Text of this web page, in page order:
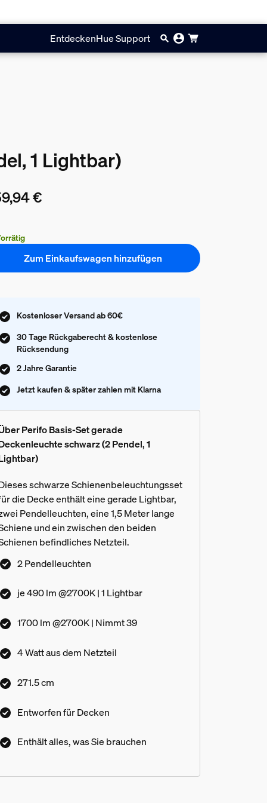
EntdeckenHue Support
1 Lightbar)
€
Zum Einkaufswagen hinzufügen
Kostenloser Versand ab 60€
30 Tage Rückgaberecht & kostenlose
Rücksendung
2 Jahre Garantie
Jetzt kaufen & später zahlen mit Klarna
Perifo Basis-Set gerade
schwarz (2 Pendel, 1
schwarze Schienenbeleuchtungsset
die Decke enthält eine gerade Lightbar,
Pendelleuchten, eine 1,5 Meter lange
und ein zwischen den beiden
befindliches Netzteil.
2 Pendelleuchten
je 490 lm @2700K | 1 Lightbar
1700 lm @2700K | Nimmt 39
4 Watt aus dem Netzteil
271.5 cm
Entworfen für Decken
Enthält alles, was Sie brauchen